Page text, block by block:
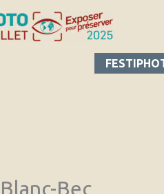
Blanc-Bec